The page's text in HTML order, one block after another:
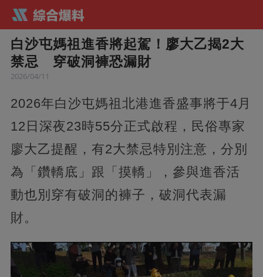
白沙屯媽祖進香將起駕！廖大乙揭2大
禁忌 穿破洞褲恐漏財
2026/04/11
2026年白沙屯媽祖北港進香盛事將于4月
12日深夜23時55分正式啟程，民俗專家
廖大乙提醒，有2大禁忌特別注意，分別
為「鑽轎底」跟「摸轎」，參與進香活
動也別穿有破洞的褲子，破洞代表漏
財。